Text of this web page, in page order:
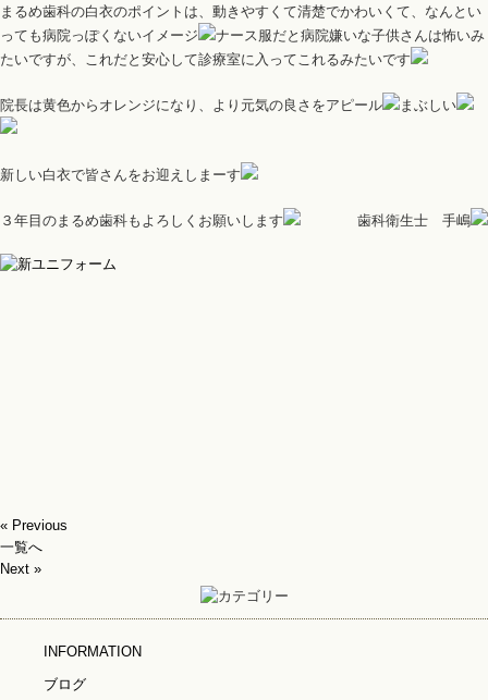
まるめ歯科の白衣のポイントは、動きやすくて清楚でかわいくて、なんとい
っても病院っぽくないイメージ
ナース服だと病院嫌いな子供さんは怖いみ
たいですが、これだと安心して診療室に入ってこれるみたいです
院長は黄色からオレンジになり、より元気の良さをアピール まぶしい
新しい白衣で皆さんをお迎えしまーす
３年目のまるめ歯科もよろしくお願いします 歯科衛生士 手嶋
« Previous
一覧へ
Next »
INFORMATION
ブログ